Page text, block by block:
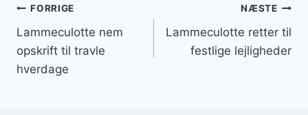
Indlægsnavigation
FORRIGE
Lammeculotte nem
opskrift til travle
hverdage
NÆSTE
Lammeculotte retter til
festlige lejligheder